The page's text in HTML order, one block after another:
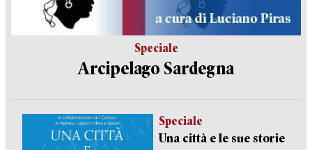
Speciale
Arcipelago Sardegna
Speciale
Una città e le sue storie